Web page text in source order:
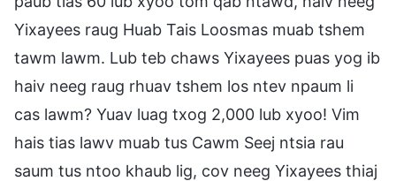
Yixayees raug Huab Tais Loosmas muab tshem
tawm lawm. Lub teb chaws Yixayees puas yog ib
haiv neeg raug rhuav tshem los ntev npaum li
cas lawm? Yuav luag txog 2,000 lub xyoo! Vim
hais tias lawv muab tus Cawm Seej ntsia rau
saum tus ntoo khaub lig, cov neeg Yixayees thiaj